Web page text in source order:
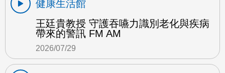
健康生活館
王廷貴教授 守護吞嚥力識別老化與疾病
帶來的警訊 FM AM
2026/07/29